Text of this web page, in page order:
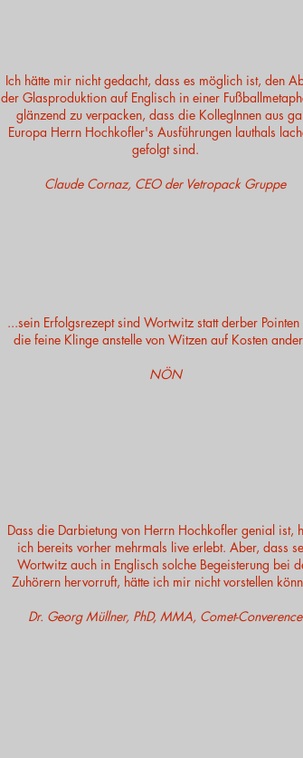
Ich hätte mir nicht gedacht, dass es möglich ist, den
der Glasproduktion auf Englisch in einer
glänzend zu verpacken, dass die KollegInnen aus
Europa Herrn Hochkofler's Ausführungen lauthals
gefolgt sind.
Claude Cornaz, CEO der Vetropack Gruppe
...sein Erfolgsrezept sind Wortwitz statt derber Pointen
die feine Klinge anstelle von Witzen auf Kosten
NÖN
Dass die Darbietung von Herrn Hochkofler genial ist,
ich bereits vorher mehrmals live erlebt. Aber, dass
Wortwitz auch in Englisch solche Begeisterung bei
Zuhörern hervorruft, hätte ich mir nicht vorstellen
Dr. Georg Müllner, PhD, MMA, Comet-Converence